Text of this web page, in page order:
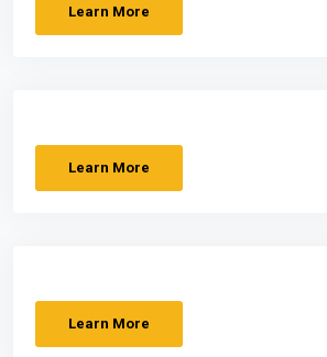
Learn More
Learn More
Learn More